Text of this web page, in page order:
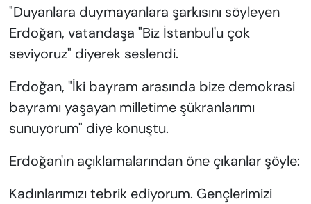
"Duyanlara duymayanlara şarkısını söyleyen
Erdoğan, vatandaşa "Biz İstanbul'u çok
seviyoruz" diyerek seslendi.
Erdoğan, "İki bayram arasında bize demokrasi
bayramı yaşayan milletime şükranlarımı
sunuyorum" diye konuştu.
Erdoğan'ın açıklamalarından öne çıkanlar şöyle:
Kadınlarımızı tebrik ediyorum. Gençlerimizi